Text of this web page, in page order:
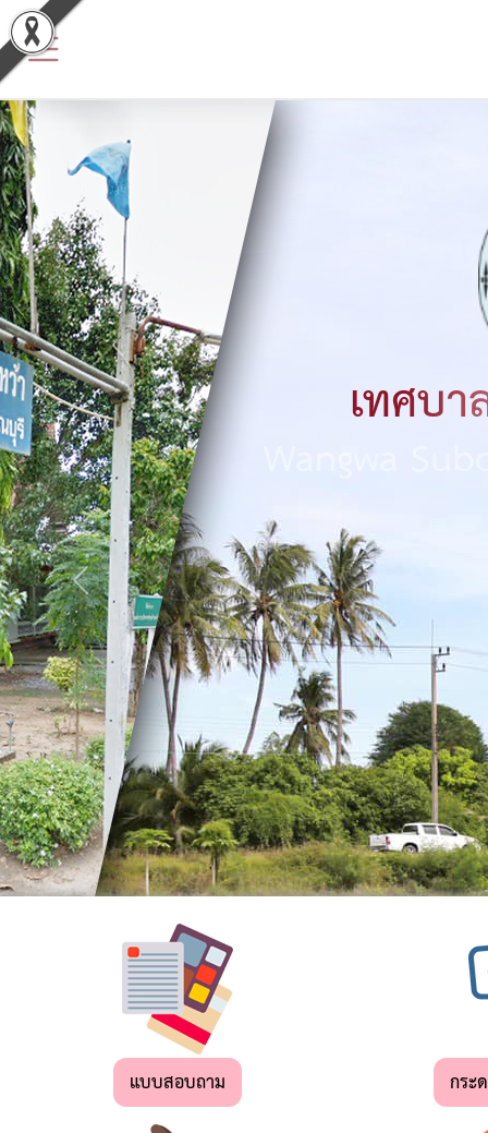
พื้น
ฐาน
ประวัติ
หน่วย
งาน
ข้อมูล
พื้น
ฐาน
ทั่วไป
อำนาจ
หน้าที่
วิสัย
ทัศน์
พันธ
กิจ
ประเพณี
วัฒนธรรม
สถาน
ที่
สำคัญ
เทศบ
Previous
แบบสอบถาม กระ